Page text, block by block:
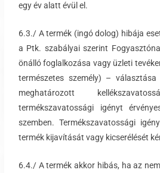
egy év alatt évül el.
6.3./ A termék (ingó dolog) hibája
a Ptk. szabályai szerint
önálló foglalkozása vagy üzleti
természetes személy) –
meghatározott
termékszavatossági igényt
szemben. Termékszavatossági
termék kijavítását vagy kicserélését
6.4./ A termék akkor hibás, ha az